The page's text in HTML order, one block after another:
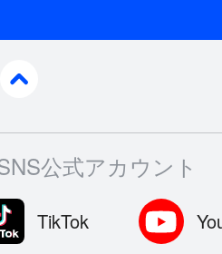
公式アカウント
TikTok